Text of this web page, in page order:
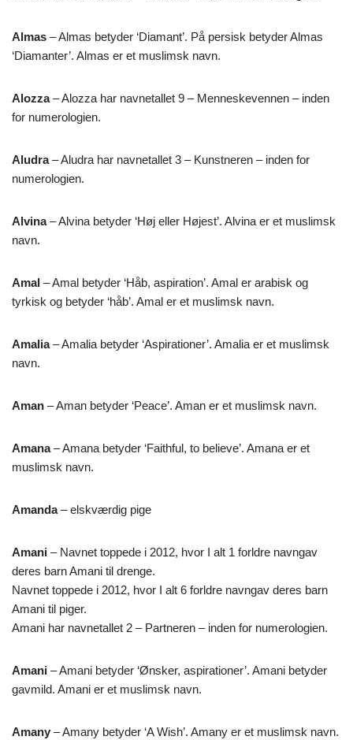
Almas – Almas betyder ‘Diamant’. På persisk betyder Almas
‘Diamanter’. Almas er et muslimsk navn.
Alozza– Alozza har navnetallet 9 – Menneskevennen – inden
for numerologien.
Aludra– Aludra har navnetallet 3 – Kunstneren – inden for
numerologien.
Alvina– Alvina betyder ‘Høj eller Højest’. Alvina er et muslimsk
navn.
Amal – Amal betyder ‘Håb, aspiration’. Amal er arabisk og
tyrkisk og betyder ‘håb’. Amal er et muslimsk navn.
Amalia– Amalia betyder ‘Aspirationer’. Amalia er et muslimsk
navn.
Aman – Aman betyder ‘Peace’. Aman er et muslimsk navn.
Amana– Amana betyder ‘Faithful, to believe’. Amana er et
muslimsk navn.
Amanda– elskværdig pige
Amani – Navnet toppede i 2012, hvor I alt 1 forldre navngav
deres barn Amani til drenge.
Navnet toppede i 2012, hvor I alt 6 forldre navngav deres barn
Amani til piger.
Amani har navnetallet 2 – Partneren – inden for numerologien.
Amani – Amani betyder ‘Ønsker, aspirationer’. Amani betyder
gavmild. Amani er et muslimsk navn.
Amany – Amany betyder ‘A Wish’. Amany er et muslimsk navn.